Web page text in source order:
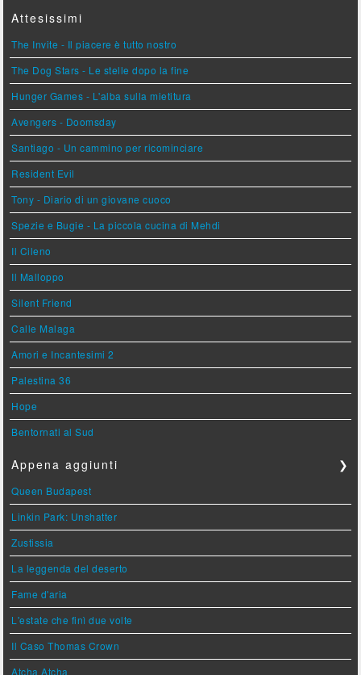
Attesissimi
The Invite - Il piacere è tutto nostro
The Dog Stars - Le stelle dopo la fine
Hunger Games - L'alba sulla mietitura
Avengers - Doomsday
Santiago - Un cammino per ricominciare
Resident Evil
Tony - Diario di un giovane cuoco
Spezie e Bugie - La piccola cucina di Mehdi
Il Cileno
Il Malloppo
Silent Friend
Calle Malaga
Amori e Incantesimi 2
Palestina 36
Hope
Bentornati al Sud
Appena aggiunti ❯
Queen Budapest
Linkin Park: Unshatter
Zustissia
La leggenda del deserto
Fame d'aria
L'estate che finì due volte
Il Caso Thomas Crown
Atcha Atcha